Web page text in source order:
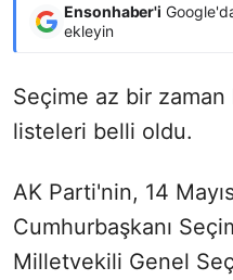
Ensonhaber'i
ekleyin
Seçime az bir
listeleri belli oldu.
AK Parti'nin, 14
Cumhurbaşkanı
Milletvekili Genel